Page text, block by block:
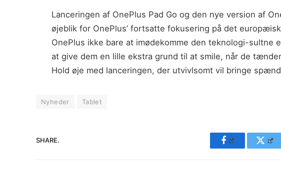
Lanceringen af OnePlus Pad Go og den nye version af
øjeblik for OnePlus’ fortsatte fokusering på det
OnePlus ikke bare at imødekomme den teknologi-sultne
at give dem en lille ekstra grund til at smile, når de
Hold øje med lanceringen, der utvivlsomt vil bringe
Nyheder Tablet
SHARE.
Facebook